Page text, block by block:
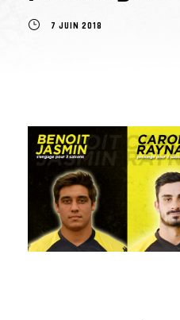
7 JUIN 2018